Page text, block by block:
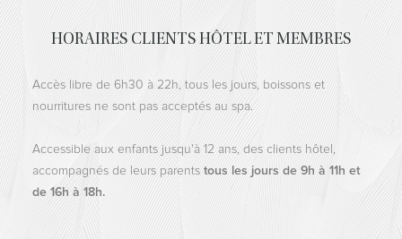
HORAIRES CLIENTS HÔTEL ET MEMBRES
Accès libre de 6h30 à 22h, tous les jours, boissons et
nourritures ne sont pas acceptés au spa.
Accessible aux enfants jusqu'à 12 ans, des clients hôtel,
accompagnés de leurs parents tous les jours de 9h à 11h et
de 16h à 18h.